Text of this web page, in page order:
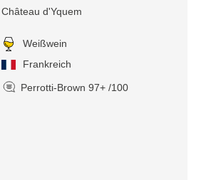
Château d'Yquem
Weißwein
Frankreich
Perrotti-Brown 97+ /100